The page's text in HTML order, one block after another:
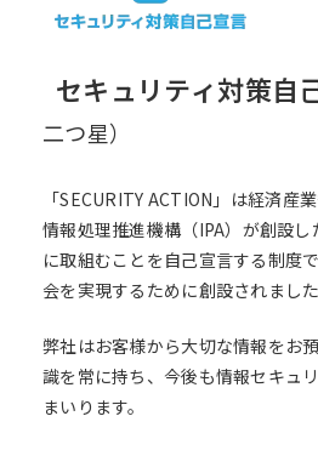
セキュリティ対策自
二つ星）
「SECURITY ACTION」は経済産
情報処理推進機構（IPA）が創設
に取組むことを自己宣言する制度
会を実現するために創設されました
弊社はお客様から大切な情報をお
識を常に持ち、今後も情報セキュ
まいります。